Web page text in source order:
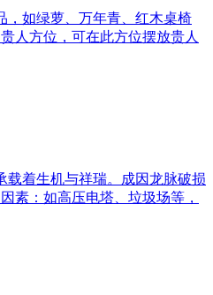
，如绿萝、万年青、红木桌椅
人方位，可在此方位摆放贵人
载着生机与祥瑞。成因龙脉破损
素：如高压电塔、垃圾场等，